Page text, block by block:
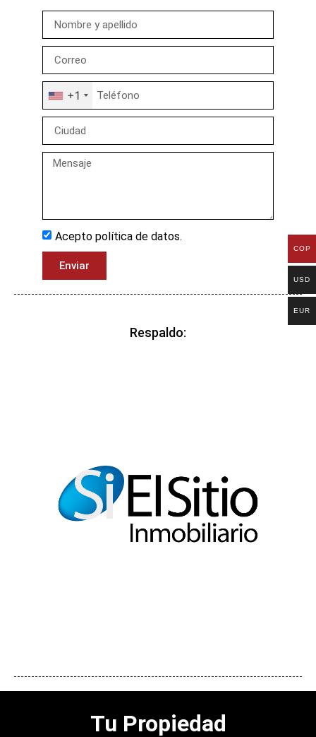
+1
Acepto política de datos.
Enviar
Respaldo:
Tu Propiedad
COP
USD
EUR